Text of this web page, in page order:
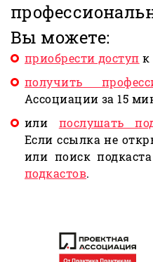
Вы можете:
приобрести доступ к
получить
Ассоциации за 15
или послушать
Если ссылка не
или поиск
подкастов.